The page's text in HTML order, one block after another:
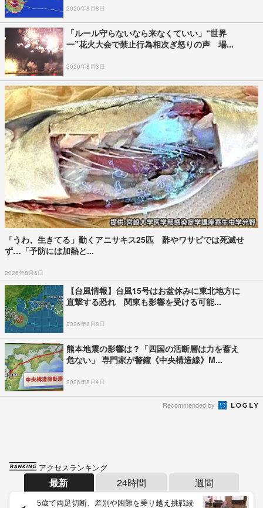
2026年8月8日
「ルール守らないなら来なくていい」“世界
一”花火大会で禁止行為相次ぎ怒りの声 場...
2026年8月3日
「うわ、生きてる」動くアニサキス25匹 酢やワサビでは死滅せ
ず…「予防には加熱と...
2026年8月6日
【台風情報】台風15号はお盆休みに東北地方に
直撃する恐れ 関東も影響を受ける可能...
2026年8月8日
熊本地震の影響は？「四国の活断層は力を蓄え
危ない」 専門家が警鐘《中央構造線》M...
2026年8月4日
Recommended by
アクセスランキング
最新 24時間 週間
5歳で両足切断、差別や困難を乗り越え挑戦続